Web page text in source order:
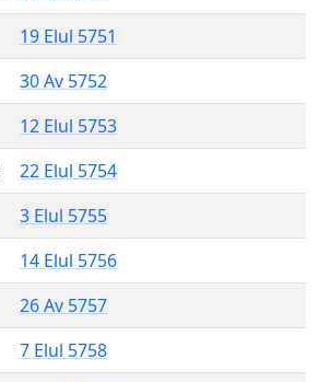
19 Elul 5751
30 Av 5752
12 Elul 5753
22 Elul 5754
3 Elul 5755
14 Elul 5756
26 Av 5757
7 Elul 5758